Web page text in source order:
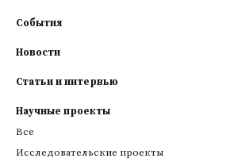
События
Новости
Статьи и интервью
Научные проекты
Все
Исследовательские проекты